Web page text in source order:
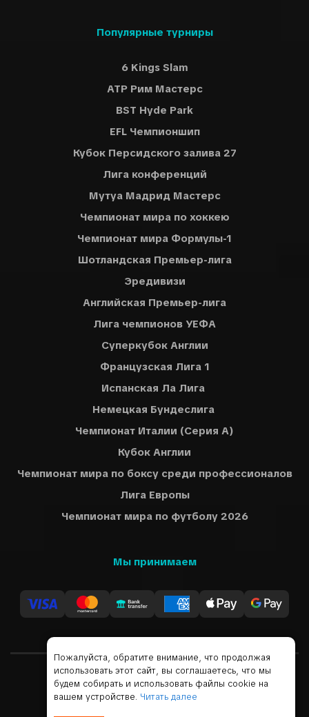
Популярные турниры
6 Kings Slam
ATP Рим Мастерс
BST Hyde Park
EFL Чемпионшип
Кубок Персидского залива 27
Лига конференций
Мутуа Мадрид Мастерс
Чемпионат мира по хоккею
Чемпионат мира Формулы-1
Шотландская Премьер-лига
Эредивизи
Английская Премьер-лига
Лига чемпионов УЕФА
Суперкубок Англии
Французская Лига 1
Испанская Ла Лига
Немецкая Бундеслига
Чемпионат Италии (Серия A)
Кубок Англии
Чемпионат мира по боксу среди профессионалов
Лига Европы
Чемпионат мира по футболу 2026
Мы принимаем
Русский USD
Пожалуйста, обратите внимание, что продолжая
использовать этот сайт, вы соглашаетесь, что мы
будем собирать и использовать файлы cookie на
вашем устройстве. Читать далее